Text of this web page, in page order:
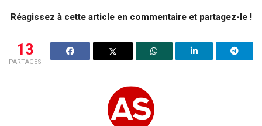
Réagissez à cette article en commentaire et partagez-le !
13
PARTAGES